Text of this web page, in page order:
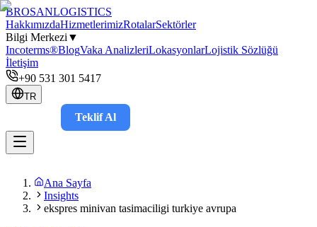
BROSANLOGISTICS
HakkımızdaHizmetlerimizRotalarSektörler
Bilgi Merkezi ▼
Incoterms®BlogVaka AnalizleriLokasyonlarLojistik Sözlüğü
İletişim
+90 531 301 5417
TR
Teklif Al
Ana Sayfa
Insights
ekspres minivan tasimaciligi turkiye avrupa